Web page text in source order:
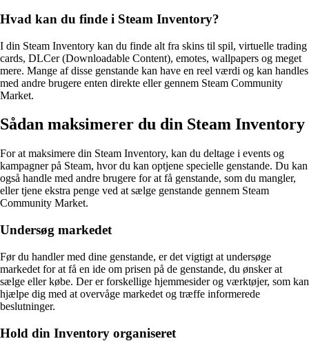
Hvad kan du finde i Steam Inventory?
I din Steam Inventory kan du finde alt fra skins til spil, virtuelle trading
cards, DLCer (Downloadable Content), emotes, wallpapers og meget
mere. Mange af disse genstande kan have en reel værdi og kan handles
med andre brugere enten direkte eller gennem Steam Community
Market.
Sådan maksimerer du din Steam Inventory
For at maksimere din Steam Inventory, kan du deltage i events og
kampagner på Steam, hvor du kan optjene specielle genstande. Du kan
også handle med andre brugere for at få genstande, som du mangler,
eller tjene ekstra penge ved at sælge genstande gennem Steam
Community Market.
Undersøg markedet
Før du handler med dine genstande, er det vigtigt at undersøge
markedet for at få en ide om prisen på de genstande, du ønsker at
sælge eller købe. Der er forskellige hjemmesider og værktøjer, som kan
hjælpe dig med at overvåge markedet og træffe informerede
beslutninger.
Hold din Inventory organiseret